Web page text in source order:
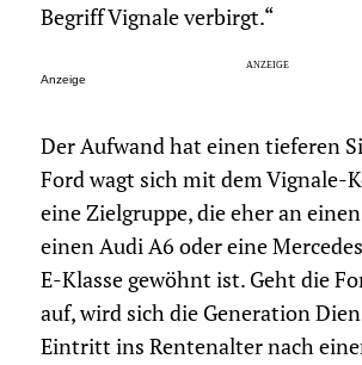
Begriff Vignale verbirgt.“
Anzeige
Der Aufwand hat einen tieferen
Ford wagt sich mit dem Vignale-
eine Zielgruppe, die eher an
einen Audi A6 oder eine Mercedes
E-Klasse gewöhnt ist. Geht die
auf, wird sich die Generation
Eintritt ins Rentenalter nach